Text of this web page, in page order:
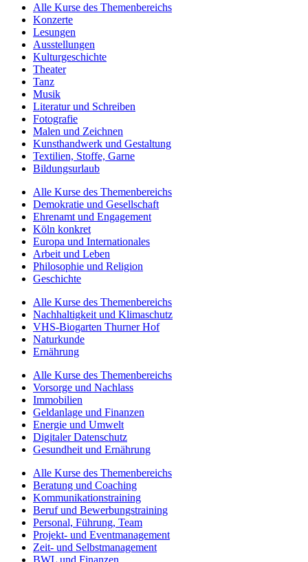
Alle Kurse des Themenbereichs
Konzerte
Lesungen
Ausstellungen
Kulturgeschichte
Theater
Tanz
Musik
Literatur und Schreiben
Fotografie
Malen und Zeichnen
Kunsthandwerk und Gestaltung
Textilien, Stoffe, Garne
Bildungsurlaub
Alle Kurse des Themenbereichs
Demokratie und Gesellschaft
Ehrenamt und Engagement
Köln konkret
Europa und Internationales
Arbeit und Leben
Philosophie und Religion
Geschichte
Alle Kurse des Themenbereichs
Nachhaltigkeit und Klimaschutz
VHS-Biogarten Thurner Hof
Naturkunde
Ernährung
Alle Kurse des Themenbereichs
Vorsorge und Nachlass
Immobilien
Geldanlage und Finanzen
Energie und Umwelt
Digitaler Datenschutz
Gesundheit und Ernährung
Alle Kurse des Themenbereichs
Beratung und Coaching
Kommunikationstraining
Beruf und Bewerbungstraining
Personal, Führung, Team
Projekt- und Eventmanagement
Zeit- und Selbstmanagement
BWL und Finanzen